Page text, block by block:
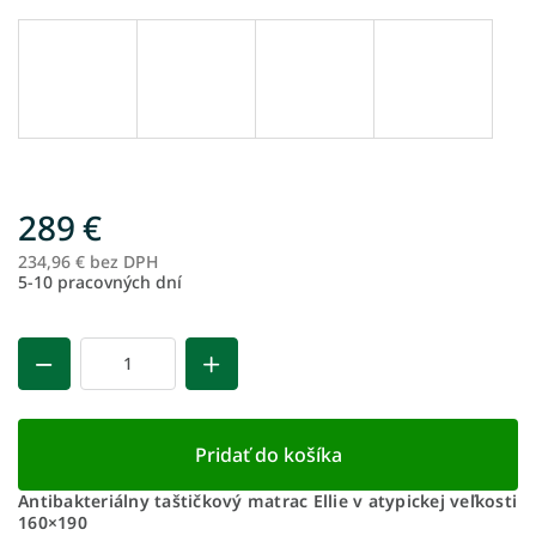
289 €
234,96 € bez DPH
5-10 pracovných dní
Pridať do košíka
Antibakteriálny taštičkový matrac Ellie v atypickej veľkosti
160×190